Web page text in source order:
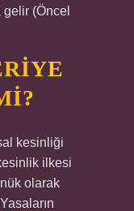
gelir (Öncel
kesinliği
ilkesi
olarak